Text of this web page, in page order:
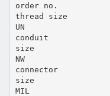
order no.
thread size
UN
conduit
size
NW
connector
size
MIL